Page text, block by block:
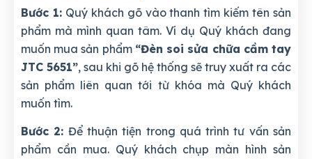
Bước 1:Quý khách gõ vào thanh tìm kiếm tên sản
phẩm mà mình quan tâm. Ví dụ Quý khách đang
muốn mua sản phẩm “Đèn soi sửa chữa cầm tay
JTC 5651”, sau khi gõ hệ thống sẽ truy xuất ra các
sản phẩm liên quan tới từ khóa mà Quý khách
muốn tìm.
Bước 2: Để thuận tiện trong quá trình tư vấn sản
phẩm cần mua. Quý khách chụp màn hình sản